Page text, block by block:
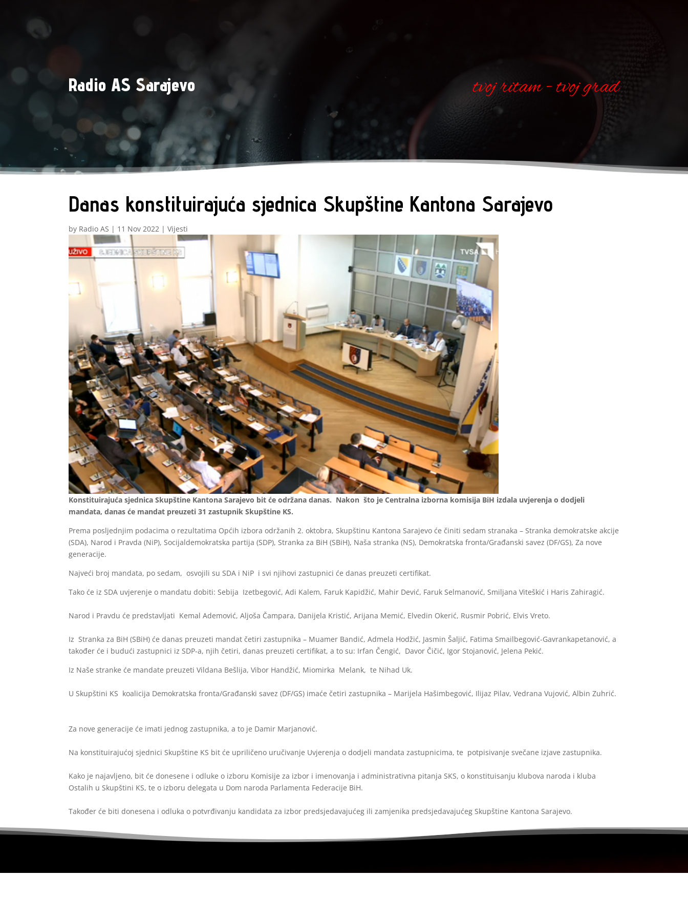
Radio AS Sarajevo tvoj ritam - tvoj grad
Danas konstituirajuća sjednica Skupštine Kantona Sarajevo
by Radio AS | 11 Nov 2022 |Vijesti
Konstituirajuća sjednica Skupštine Kantona Sarajevo bit će održana danas. Nakon što je Centralna izborna komisija BiH izdala uvjerenja o dodjeli
mandata, danas će mandat preuzeti 31 zastupnik Skupštine KS.
Prema posljednjim podacima o rezultatima Općih izbora održanih 2. oktobra, Skupštinu Kantona Sarajevo će činiti sedam stranaka – Stranka demokratske akcije
(SDA), Narod i Pravda (NiP), Socijaldemokratska partija (SDP), Stranka za BiH (SBiH), Naša stranka (NS), Demokratska fronta/Građanski savez (DF/GS), Za nove
generacije.
Najveći broj mandata, po sedam, osvojili su SDA i NiP i svi njihovi zastupnici će danas preuzeti certifikat.
Tako će iz SDA uvjerenje o mandatu dobiti: Sebija Izetbegović, Adi Kalem, Faruk Kapidžić, Mahir Dević, Faruk Selmanović, Smiljana Viteškić i Haris Zahiragić.
Narod i Pravdu će predstavljati Kemal Ademović, Aljoša Čampara, Danijela Kristić, Arijana Memić, Elvedin Okerić, Rusmir Pobrić, Elvis Vreto.
Iz Stranka za BiH (SBiH) će danas preuzeti mandat četiri zastupnika – Muamer Bandić, Admela Hodžić, Jasmin Šaljić, Fatima Smailbegović-Gavrankapetanović, a
također će i budući zastupnici iz SDP-a, njih četiri, danas preuzeti certifikat, a to su: Irfan Čengić, Davor Čičić, Igor Stojanović, Jelena Pekić.
Iz Naše stranke će mandate preuzeti Vildana Bešlija, Vibor Handžić, Miomirka Melank, te Nihad Uk.
U Skupštini KS koalicija Demokratska fronta/Građanski savez (DF/GS) imaće četiri zastupnika – Marijela Hašimbegović, Ilijaz Pilav, Vedrana Vujović, Albin Zuhrić.
Za nove generacije će imati jednog zastupnika, a to je Damir Marjanović.
Na konstituirajućoj sjednici Skupštine KS bit će upriličeno uručivanje Uvjerenja o dodjeli mandata zastupnicima, te potpisivanje svečane izjave zastupnika.
Kako je najavljeno, bit će donesene i odluke o izboru Komisije za izbor i imenovanja i administrativna pitanja SKS, o konstituisanju klubova naroda i kluba
Ostalih u Skupštini KS, te o izboru delegata u Dom naroda Parlamenta Federacije BiH.
Također će biti donesena i odluka o potvrđivanju kandidata za izbor predsjedavajućeg ili zamjenika predsjedavajućeg Skupštine Kantona Sarajevo.